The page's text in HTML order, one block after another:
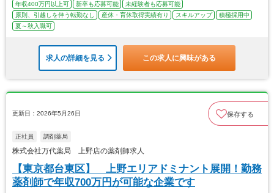
年収400万円以上可 新卒も応募可能
未経験者も応募可能
原則、引越しを伴う転勤なし
産休・育休取得実績有り スキルアップ
積極採用中
夏～秋入職可
求人の詳細を見る この求人に興味がある
更新日：2026年5月26日 保存する
正社員 調剤薬局
株式会社万代薬局 上野店の薬剤師求人
【東京都台東区】 上野エリアドミナント展開！勤務
薬剤師で年収700万円が可能な企業です